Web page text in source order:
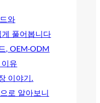
와
게 풀어봅니다
, OEM·ODM
유
이야기.
로 알아보니